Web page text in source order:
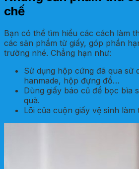
chế
Bạn có thể tìm hiểu các cách làm
các sản phẩm từ giấy, góp phần
trường nhé. Chẳng hạn như:
Sử dụng hộp cứng đã qua sử
hanmade, hộp đựng đồ…
Dùng giấy báo cũ để bọc bìa
quà.
Lõi của cuộn giấy vệ sinh